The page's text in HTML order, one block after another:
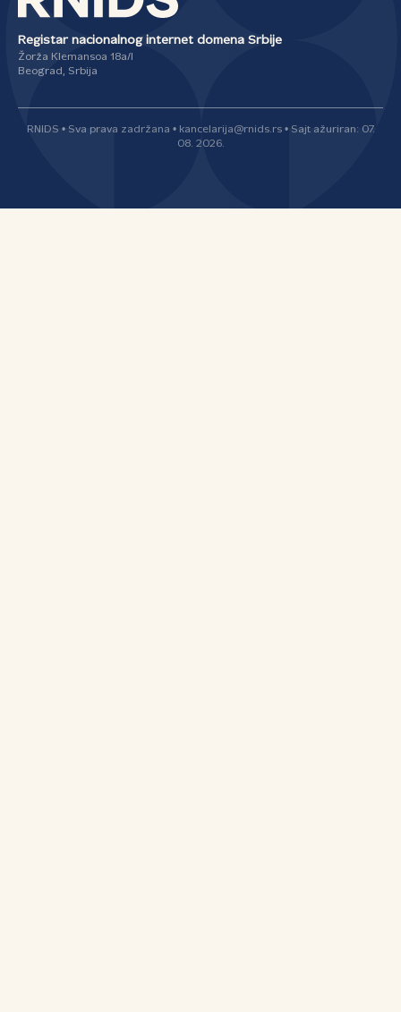
Registar nacionalnog internet domena Srbije
Žorža Klemansoa 18a/I
Beograd, Srbija
RNIDS • Sva prava zadržana • kancelarija@rnids.rs • Sajt ažuriran: 07.
08. 2026.